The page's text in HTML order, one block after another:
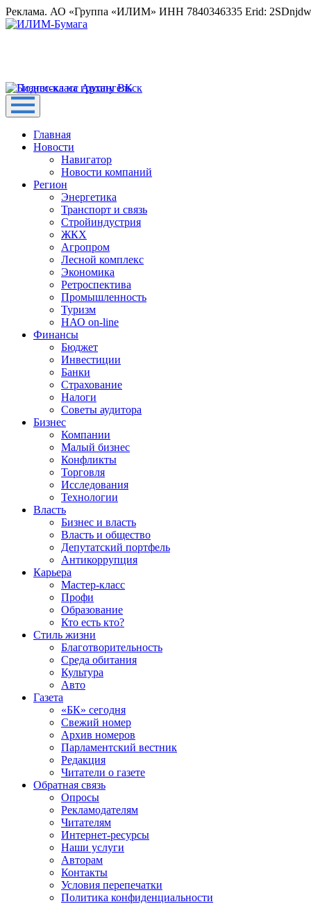
Реклама. АО «Группа «ИЛИМ» ИНН 7840346335 Erid:
Главная
Новости
Навигатор
Новости компаний
Регион
Энергетика
Транспорт и связь
Стройиндустрия
ЖКХ
Агропром
Лесной комплекс
Экономика
Ретроспектива
Промышленность
Туризм
НАО on-line
Финансы
Бюджет
Инвестиции
Банки
Страхование
Налоги
Советы аудитора
Бизнес
Компании
Малый бизнес
Конфликты
Торговля
Исследования
Технологии
Власть
Бизнес и власть
Власть и общество
Депутатский портфель
Антикоррупция
Карьера
Мастер-класс
Профи
Образование
Кто есть кто?
Стиль жизни
Благотворительность
Среда обитания
Культура
Авто
Газета
«БК» сегодня
Свежий номер
Архив номеров
Парламентский вестник
Редакция
Читатели о газете
Обратная связь
Опросы
Рекламодателям
Читателям
Интернет-ресурсы
Наши услуги
Авторам
Контакты
Условия перепечатки
Политика конфиденциальности